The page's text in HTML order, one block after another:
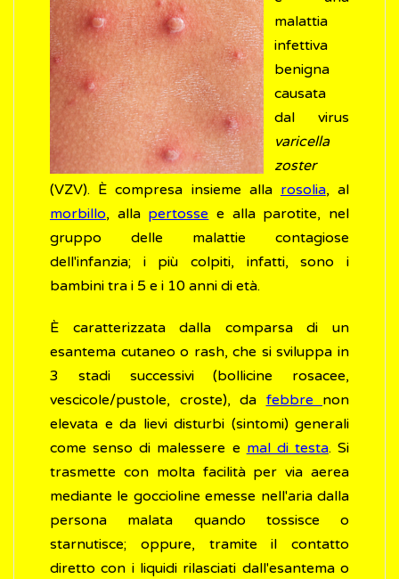
malattia
infettiva
benigna
causata
dal virus
varicella
zoster
(VZV). È compresa insieme alla rosolia, al
morbillo, alla pertosse e alla parotite, nel
gruppo delle malattie contagiose
dell'infanzia; i più colpiti, infatti, sono i
bambini tra i 5 e i 10 anni di età.
È caratterizzata dalla comparsa di un
esantema cutaneo o rash, che si sviluppa in
3 stadi successivi (bollicine rosacee,
vescicole/pustole, croste), da febbre non
elevata e da lievi disturbi (sintomi) generali
come senso di malessere e mal di testa. Si
trasmette con molta facilità per via aerea
mediante le goccioline emesse nell'aria dalla
persona malata quando tossisce o
starnutisce; oppure, tramite il contatto
diretto con i liquidi rilasciati dall'esantema o